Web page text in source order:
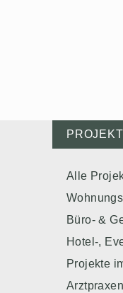
Alle
Büro- &
Hotel-,
Projekte